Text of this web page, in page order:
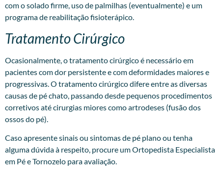
com o solado firme, uso de palmilhas (eventualmente) e um
programa de reabilitação fisioterápico.
Tratamento Cirúrgico
Ocasionalmente, o tratamento cirúrgico é necessário em
pacientes com dor persistente e com deformidades maiores e
progressivas. O tratamento cirúrgico difere entre as diversas
causas de pé chato, passando desde pequenos procedimentos
corretivos até cirurgias miores como artrodeses (fusão dos
ossos do pé).
Caso apresente sinais ou sintomas de pé plano ou tenha
alguma dúvida à respeito, procure umOrtopedista Especialista
em Pé e Tornozelo para avaliação.